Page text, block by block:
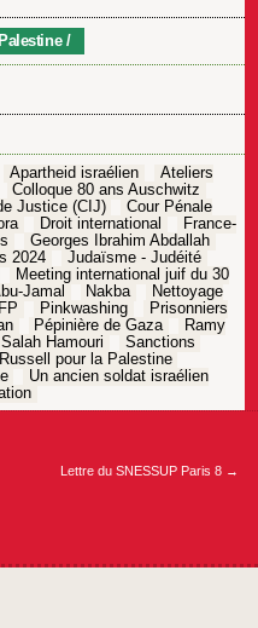
Apartheid israélien
Ateliers
Colloque 80 ans Auschwitz
Justice (CIJ)
Cour Pénale
Droit international
France-
Georges Ibrahim Abdallah
2024
Judaïsme - Judéité
Meeting international juif du 30
Jamal Nakba
Nettoyage
Pinkwashing
Prisonniers
Pépinière de Gaza
Ramy
Salah Hamouri
Sanctions
Russell pour la Palestine
Un ancien soldat israélien
Lettre du SNESSUP Paris 8 →